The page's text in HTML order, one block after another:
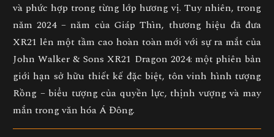
và phức hợp trong từng lớp hương vị. Tuy nhiên, trong
năm 2024 – năm của Giáp Thìn, thương hiệu đã đưa
XR21 lên một tầm cao hoàn toàn mới với sự ra mắt của
John Walker & Sons XR21 Dragon 2024: một phiên bản
giới hạn sở hữu thiết kế đặc biệt, tôn vinh hình tượng
Rồng – biểu tượng của quyền lực, thịnh vượng và may
mắn trong văn hóa Á Đông.